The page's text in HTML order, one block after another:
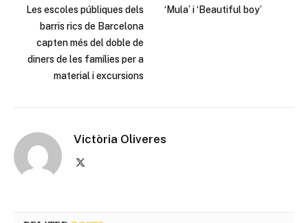
Les escoles públiques dels
barris rics de Barcelona
capten més del doble de
diners de les famílies per a
material i excursions
‘Mula’ i ‘Beautiful boy’
Victòria Oliveres